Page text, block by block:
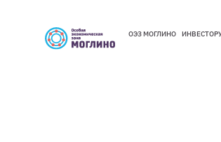
ОЭЗ МОГЛИНО